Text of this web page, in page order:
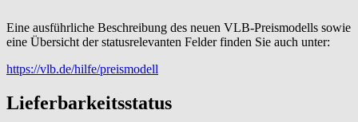
Eine ausführliche Beschreibung des neuen VLB-Preismodells sowie
eine Übersicht der statusrelevanten Felder finden Sie auch unter:
https://vlb.de/hilfe/preismodell
Lieferbarkeitsstatus